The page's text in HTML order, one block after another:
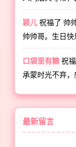
颖儿 祝福了 帅
帅帅哥。生日快
口袋里有糖 祝
承蒙时光不弃，
最新留言